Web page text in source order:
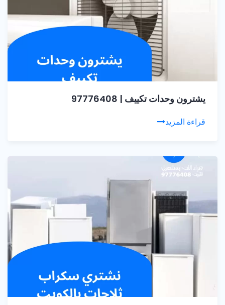
يشترون وحدات تكييف | 97776408
قراءة المزيد